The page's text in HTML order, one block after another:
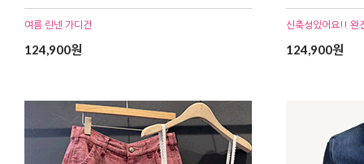
여름 린넨 가디건
124,900원
신축성있어요!! 완
124,900원